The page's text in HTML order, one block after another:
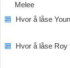
Melee
Hvor å låse
Hvor å låse